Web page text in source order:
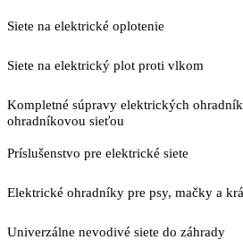
Siete na elektrické oplotenie
Siete na elektrický plot proti vlkom
Kompletné súpravy elektrických
ohradníkovou sieťou
Príslušenstvo pre elektrické siete
Elektrické ohradníky pre psy, mačky a
Univerzálne nevodivé siete do záhrady